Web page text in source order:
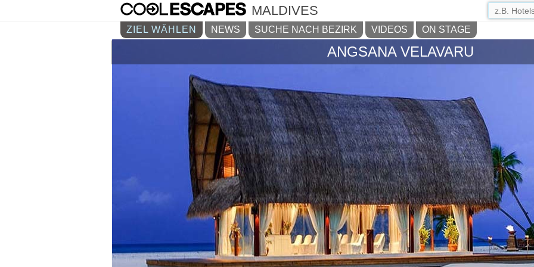
MALDIVES
ZIEL WÄHLEN NEWS SUCHE NACH BEZIRK VIDEOS ON STAGE
ANGSANA VELAVARU